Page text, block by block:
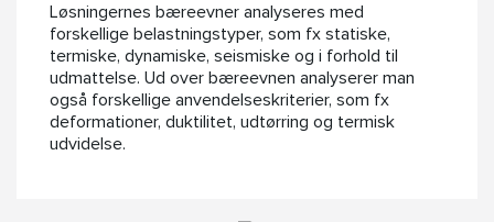
Løsningernes bæreevner analyseres med
forskellige belastningstyper, som fx statiske,
termiske, dynamiske, seismiske og i forhold til
udmattelse. Ud over bæreevnen analyserer man
også forskellige anvendelseskriterier, som fx
deformationer, duktilitet, udtørring og termisk
udvidelse.